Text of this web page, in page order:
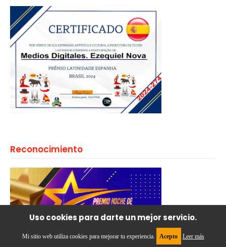
Reconocimiento
Uso cookies para darte un mejor servicio.
Mi sitio web utiliza cookies para mejorar tu experiencia. Acepto Leer más